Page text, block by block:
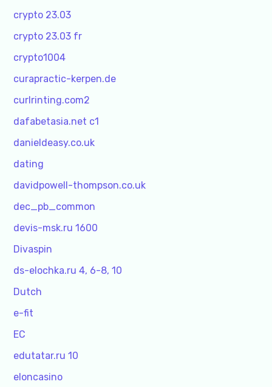
crypto 23.03
crypto 23.03 fr
crypto1004
curapractic-kerpen.de
curlrinting.com2
dafabetasia.net c1
danieldeasy.co.uk
dating
davidpowell-thompson.co.uk
dec_pb_common
devis-msk.ru 1600
Divaspin
ds-elochka.ru 4, 6-8, 10
Dutch
e-fit
EC
edutatar.ru 10
eloncasino